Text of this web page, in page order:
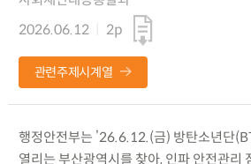
2026.06.12
2p
관련주제시계열
행정안전부는 ’26.6.12.(금) 방탄소년단
열리는 부산광역시를 찾아, 인파 안전관리